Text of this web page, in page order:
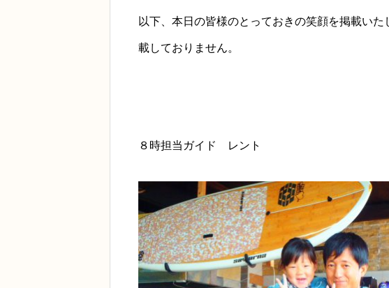
以下、本日の皆様のとっておきの笑顔を掲載い
載しておりません。
８時担当ガイド レント